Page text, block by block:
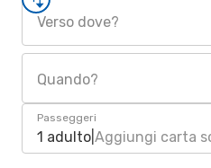
Verso dove?
Quando?
Passeggeri
1 adulto Aggiungi carta